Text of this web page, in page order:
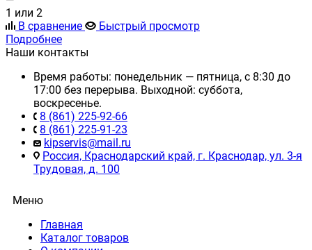
1 или 2
В сравнение
Быстрый просмотр
Подробнее
Наши контакты
Время работы: понедельник — пятница, с 8:30 до
17:00 без перерыва. Выходной: суббота,
воскресенье.
8 (861) 225-92-66
8 (861) 225-91-23
kipservis@mail.ru
Россия, Краснодарский край, г. Краснодар, ул. 3-я
Трудовая, д. 100
Меню
Главная
Каталог товаров